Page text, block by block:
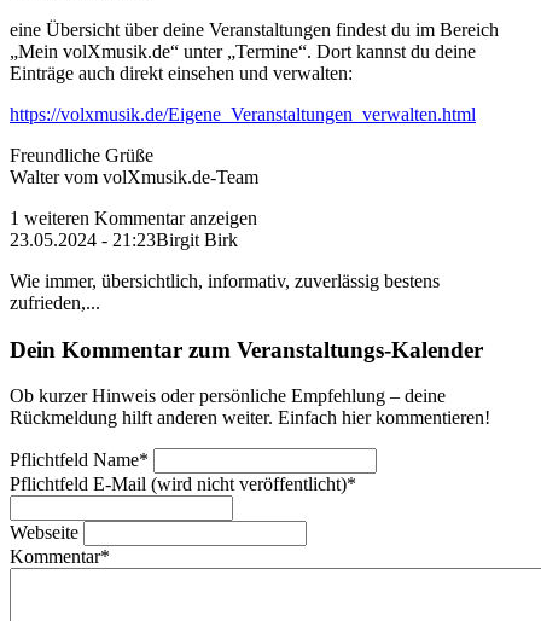
eine Übersicht über deine Veranstaltungen findest du im Bereich
„Mein volXmusik.de“ unter „Termine“. Dort kannst du deine
Einträge auch direkt einsehen und verwalten:
https://volxmusik.de/Eigene_Veranstaltungen_verwalten.html
Freundliche Grüße
Walter vom volXmusik.de-Team
1 weiteren Kommentar anzeigen
23.05.2024 - 21:23Birgit Birk
Wie immer, übersichtlich, informativ, zuverlässig bestens
zufrieden,...
Dein Kommentar zum Veranstaltungs-Kalender
Ob kurzer Hinweis oder persönliche Empfehlung – deine
Rückmeldung hilft anderen weiter. Einfach hier kommentieren!
Pflichtfeld Name*
Pflichtfeld E-Mail (wird nicht veröffentlicht)*
Webseite
Kommentar*